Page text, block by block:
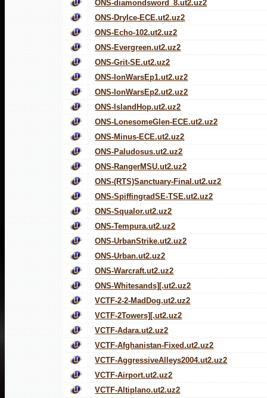
ONS-diamondsword_8.ut2.uz2
ONS-DryIce-ECE.ut2.uz2
ONS-Echo-102.ut2.uz2
ONS-Evergreen.ut2.uz2
ONS-Grit-SE.ut2.uz2
ONS-IonWarsEp1.ut2.uz2
ONS-IonWarsEp2.ut2.uz2
ONS-IslandHop.ut2.uz2
ONS-LonesomeGlen-ECE.ut2.uz2
ONS-Minus-ECE.ut2.uz2
ONS-Paludosus.ut2.uz2
ONS-RangerMSU.ut2.uz2
ONS-(RTS)Sanctuary-Final.ut2.uz2
ONS-SpiffingradSE-TSE.ut2.uz2
ONS-Squalor.ut2.uz2
ONS-Tempura.ut2.uz2
ONS-UrbanStrike.ut2.uz2
ONS-Urban.ut2.uz2
ONS-Warcraft.ut2.uz2
ONS-Whitesands][.ut2.uz2
VCTF-2-2-MadDog.ut2.uz2
VCTF-2Towers][.ut2.uz2
VCTF-Adara.ut2.uz2
VCTF-Afghanistan-Fixed.ut2.uz2
VCTF-AggressiveAlleys2004.ut2.uz2
VCTF-Airport.ut2.uz2
VCTF-Altiplano.ut2.uz2